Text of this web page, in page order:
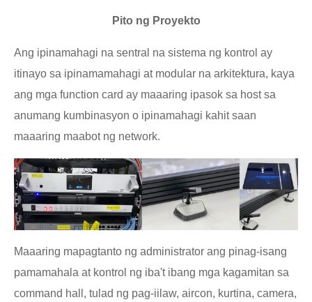
Pito ng Proyekto
Ang ipinamahagi na sentral na sistema ng kontrol ay
itinayo sa ipinamamahagi at modular na arkitektura, kaya
ang mga function card ay maaaring ipasok sa host sa
anumang kumbinasyon o ipinamahagi kahit saan
maaaring maabot ng network.
Maaaring mapagtanto ng administrator ang pinag-isang
pamamahala at kontrol ng iba't ibang mga kagamitan sa
command hall, tulad ng pag-iilaw, aircon, kurtina, camera,